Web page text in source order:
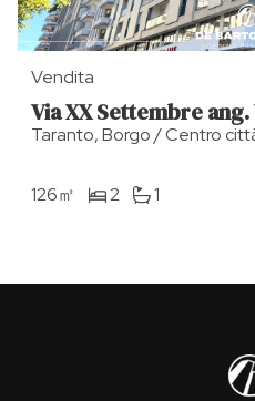
Vendita
Via XX Settembre
Taranto, Borgo / Centro
126㎡ 2 1